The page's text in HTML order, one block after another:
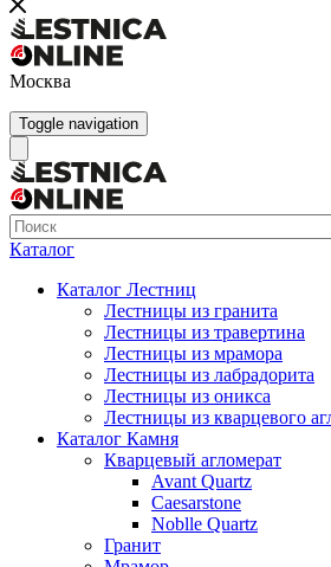
Москва
Toggle navigation
Каталог
Каталог Лестниц
Лестницы из гранита
Лестницы из травертина
Лестницы из мрамора
Лестницы из лабрадорита
Лестницы из оникса
Лестницы из кварцевого
Каталог Камня
Кварцевый агломерат
Avant Quartz
Caesarstone
Noblle Quartz
Гранит